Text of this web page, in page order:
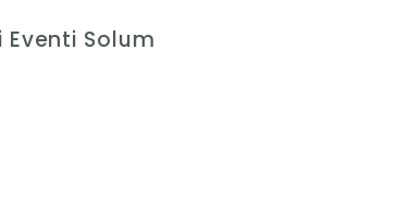
Eventi Solum